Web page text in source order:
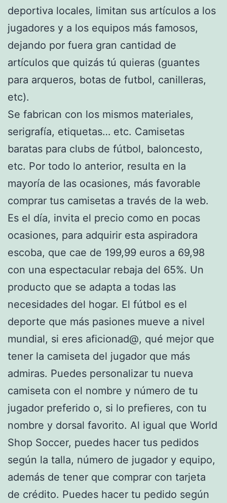
deportiva locales, limitan sus artículos a los
jugadores y a los equipos más famosos,
dejando por fuera gran cantidad de
artículos que quizás tú quieras (guantes
para arqueros, botas de futbol, canilleras,
etc).
Se fabrican con los mismos materiales,
serigrafía, etiquetas… etc. Camisetas
baratas para clubs de fútbol, baloncesto,
etc. Por todo lo anterior, resulta en la
mayoría de las ocasiones, más favorable
comprar tus camisetas a través de la web.
Es el día, invita el precio como en pocas
ocasiones, para adquirir esta aspiradora
escoba, que cae de 199,99 euros a 69,98
con una espectacular rebaja del 65%. Un
producto que se adapta a todas las
necesidades del hogar. El fútbol es el
deporte que más pasiones mueve a nivel
mundial, si eres aficionad@, qué mejor que
tener la camiseta del jugador que más
admiras. Puedes personalizar tu nueva
camiseta con el nombre y número de tu
jugador preferido o, si lo prefieres, con tu
nombre y dorsal favorito. Al igual que World
Shop Soccer, puedes hacer tus pedidos
según la talla, número de jugador y equipo,
además de tener que comprar con tarjeta
de crédito. Puedes hacer tu pedido según